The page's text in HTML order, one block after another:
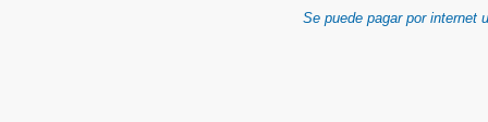
Se puede pagar por internet